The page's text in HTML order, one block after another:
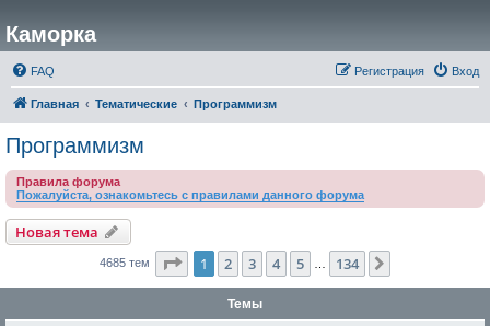
Каморка
FAQ Вход
Регистрация
Главная Тематические Программизм
Программизм
Правила форума
Пожалуйста, ознакомьтесь с правилами данного форума
Новая тема
4685 тем Страница из 134
1 2 3 4 5 134
Темы